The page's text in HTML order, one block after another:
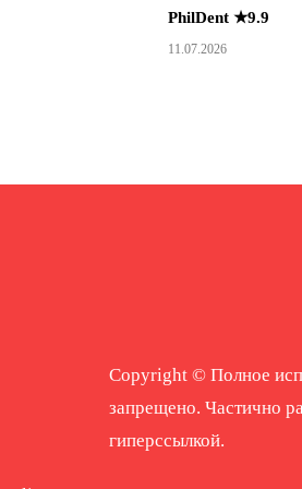
PhilDent ★9.9
11.07.2026
Copyright © Полное
запрещено. Частично
гиперссылкой.